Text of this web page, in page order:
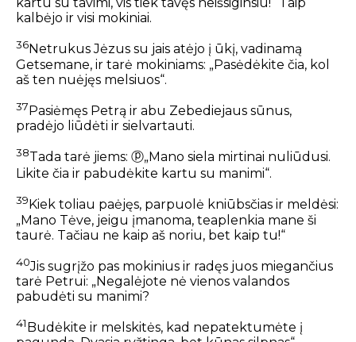
kalbėjo ir visi mokiniai.
36Netrukus Jėzus su jais atėjo į ūkį, vadinamą
Getsemane, ir tarė mokiniams: „Pasėdėkite čia, kol
aš ten nuėjęs melsiuos“.
37Pasiėmęs Petrą ir abu Zebediejaus sūnus,
pradėjo liūdėti ir sielvartauti.
38Tada tarė jiems: ⓟ„Mano siela mirtinai nuliūdusi.
Likite čia ir pabudėkite kartu su manimi“.
39 Kiek toliau paėjęs, parpuolė kniūbsčias ir meldėsi:
„Mano Tėve, jeigu įmanoma, teaplenkia mane ši
taurė. Tačiau ne kaip aš noriu, bet kaip tu!“
40Jis sugrįžo pas mokinius ir radęs juos miegančius
tarė Petrui: „Negalėjote nė vienos valandos
pabudėti su manimi?
41 Budėkite ir melskitės, kad nepatektumėte į